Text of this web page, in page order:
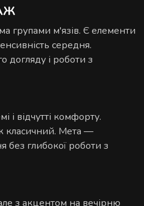
групами м'язів. Є елементи
середня.
догляду і роботи з
і відчутті комфорту.
класичний. Мета —
без глибокої роботи з
з акцентом на вечірню
масаж і обгортання